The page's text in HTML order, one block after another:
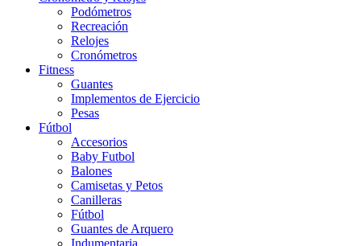
Podómetros
Recreación
Relojes
Cronómetros
Fitness
Guantes
Implementos de Ejercicio
Pesas
Fútbol
Accesorios
Baby Futbol
Balones
Camisetas y Petos
Canilleras
Fútbol
Guantes de Arquero
Indumentaria